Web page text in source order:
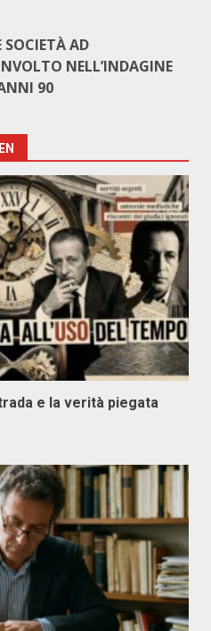
SOCIETÀ AD
NELL’INDAGINE
90
e la verità piegata